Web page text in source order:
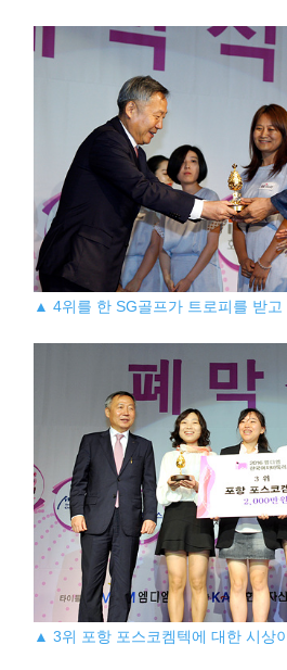
▲ 4위를 한 SG골프가 트로피를 받고
▲ 3위 포항 포스코켐텍에 대한 시상